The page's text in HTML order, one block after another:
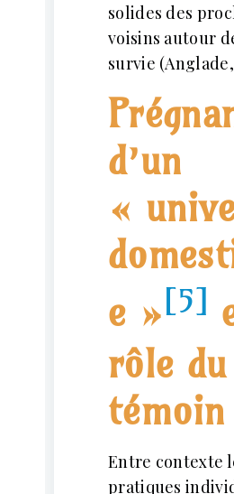
solides des
voisins autour
survie
d’un
«
e »[5]
rôle du
témoin
Entre contexte
pratiques